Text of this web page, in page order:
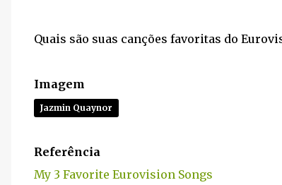
Quais são suas canções favoritas do
Imagem
Jazmin Quaynor
Referência
My 3 Favorite Eurovision Songs